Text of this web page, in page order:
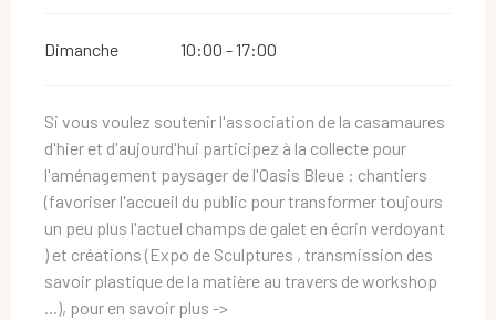
Dimanche 10:00 - 17:00
Si vous voulez soutenir l'association de la casamaures
d'hier et d'aujourd'hui participez à la collecte pour
l'aménagement paysager de l'Oasis Bleue : chantiers
(favoriser l'accueil du public pour transformer toujours
un peu plus l'actuel champs de galet en écrin verdoyant
) et créations (Expo de Sculptures , transmission des
savoir plastique de la matière au travers de workshop
...), pour en savoir plus ->